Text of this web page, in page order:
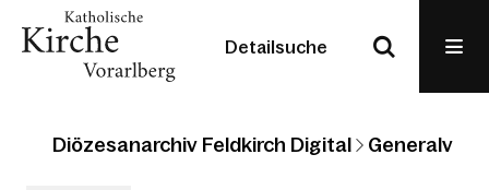
Detailsuche
Diözesanarchiv Feldkirch Digital